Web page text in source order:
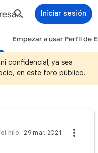
Ayuda de Perfil de Empresa en Google Iniciar sesión
Empezar a usar Perfil de
confidencial, ya sea
en este foro público.
hilo 29 mar. 2021